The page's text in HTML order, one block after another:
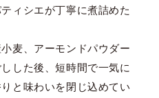
ィシエが丁寧に煮詰めた
麦、アーモンドパウダー
した後、短時間で一気に
と味わいを閉じ込めてい